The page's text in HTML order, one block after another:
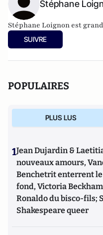
Stéphane
Stéphane Loignon est
SUIVRE
POPULAIRES
PLUS LUS
1Jean Dujardin &
nouveaux amours,
Benchetrit enterrent
fond, Victoria
Ronaldo du bisco-fils;
Shakespeare queer